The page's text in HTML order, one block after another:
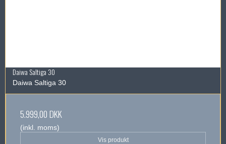
Daiwa Saltiga 30
Daiwa Saltiga 30
5.999,00 DKK
(inkl. moms)
Vis produkt